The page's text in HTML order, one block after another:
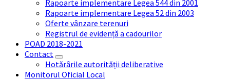
Rapoarte implementare Legea 544 din 2001
Rapoarte implementare Legea 52 din 2003
Oferte vânzare terenuri
Registrul de evidență a cadourilor
POAD 2018-2021
Contact
Hotărârile autorității deliberative
Monitorul Oficial Local